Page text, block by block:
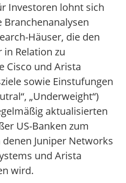
Investoren lohnt sich
Häuser, die den
Relation zu
Cisco und Arista
sowie Einstufungen
„Underweight“)
aktualisierten
US-Banken zum
Juniper Networks
und Arista
wird.